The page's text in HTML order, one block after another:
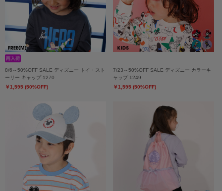
8/6～50%OFF SALE ディズニー トイ・スト
ーリー キャップ 1270
￥1,595 (50%OFF)
7/23～50%OFF SALE ディズニー カラーキ
ャップ 1249
￥1,595 (50%OFF)